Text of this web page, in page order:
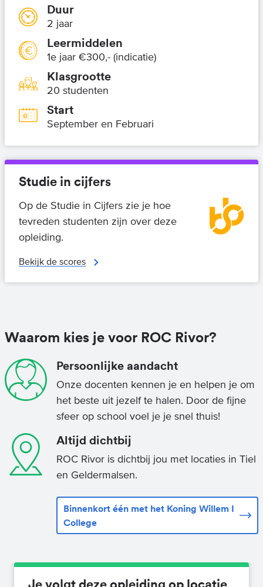
Duur
2 jaar
Leermiddelen
1e jaar €300,- (indicatie)
Klasgrootte
20 studenten
Start
September en Februari
Studie in cijfers
Op de Studie in Cijfers zie je hoe
tevreden studenten zijn over deze
opleiding.
Bekijk de scores
Waarom kies je voor ROC Rivor?
Persoonlijke aandacht
Onze docenten kennen je en helpen je om
het beste uit jezelf te halen. Door de fijne
sfeer op school voel je je snel thuis!
Altijd dichtbij
ROC Rivor is dichtbij jou met locaties in Tiel
en Geldermalsen.
Binnenkort één met het Koning Willem I
College
Je volgt deze opleiding op locatie